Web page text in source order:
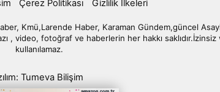
Çerez Politikası Gizlilik İlkeleri
Kmü,Larende Haber, Karaman Gündem,güncel
, video, fotoğraf ve haberlerin her hakkı
kullanılamaz.
Tumeva Bilişim